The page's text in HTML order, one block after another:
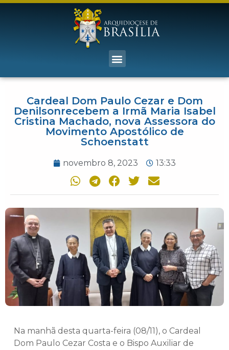
Cardeal Dom Paulo Cezar e Dom
Denilsonrecebem a Irmã Maria Isabel
Cristina Machado, nova Assessora do
Movimento Apostólico de
Schoenstatt
novembro 8, 2023 13:33
Na manhã desta quarta-feira (08/11), o Cardeal
Dom Paulo Cezar Costa e o Bispo Auxiliar de